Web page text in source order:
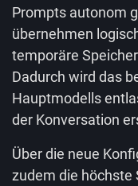
Prompts autonom
übernehmen
temporäre
Dadurch wird das
Hauptmodells
der Konversation
Über die neue
zudem die höchste